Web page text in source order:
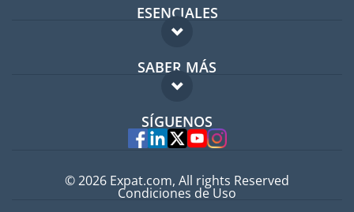
ESENCIALES
Foro para expatriados
Guía para expatriados
Trabajos en el extranjero
SABER MÁS
FAQ
Expertos
SÍGUENOS
© 2026 Expat.com, All rights Reserved
Condiciones de Uso